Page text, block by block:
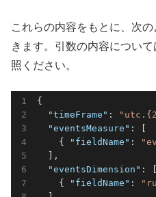
これらの内容をもとに、次
きます。引数の内容について
照ください。
{
"timeFrame" :
"eventsMeasure" : [
    {
"fieldName" :
  ],
"eventsDimension" : [
    {
"fieldName" :